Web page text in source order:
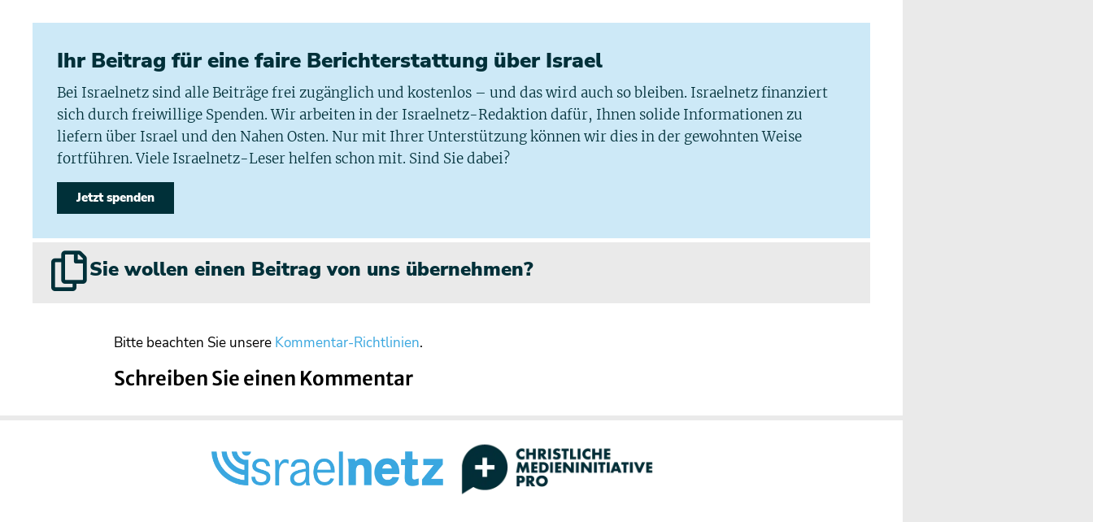
Ihr Beitrag für eine faire Berichterstattung über Israel
Bei Israelnetz sind alle Beiträge frei zugänglich und kostenlos – und das wird auch so bleiben. Israelnetz finanziert
sich durch freiwillige Spenden. Wir arbeiten in der Israelnetz-Redaktion dafür, Ihnen solide Informationen zu
liefern über Israel und den Nahen Osten. Nur mit Ihrer Unterstützung können wir dies in der gewohnten Weise
fortführen. Viele Israelnetz-Leser helfen schon mit. Sind Sie dabei?
Jetzt spenden
Sie wollen einen Beitrag von uns übernehmen?
Bitte beachten Sie unsere Kommentar-Richtlinien.
Schreiben Sie einen Kommentar